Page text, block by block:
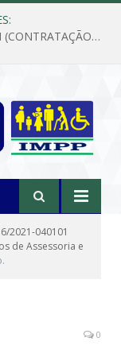
Dispensa de Licitação Nº 7/2026-300404-I (CONTRATAÇÃO DE EMPRESA PARA MANUTENÇÃO E REPARAÇÃO DE APARELHOS DE AR CONDICIONADO, EM ATENDIMENTO ÀS NECESSIDADES DO INSTITUTO DE PREVIDÊNCIA MUNICIPAL DE PORTEL/PA)
6/2021-040101
de Assessoria e
0